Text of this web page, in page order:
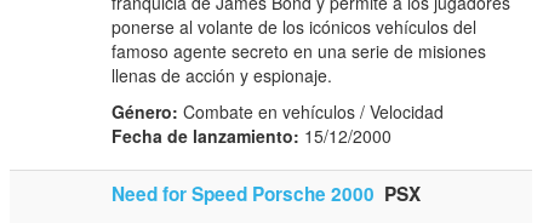
ponerse al volante de los icónicos vehículos del
famoso agente secreto en una serie de misiones
llenas de acción y espionaje.
Género: Combate en vehículos / Velocidad
Fecha de lanzamiento: 15/12/2000
Need for Speed Porsche 2000 PSX